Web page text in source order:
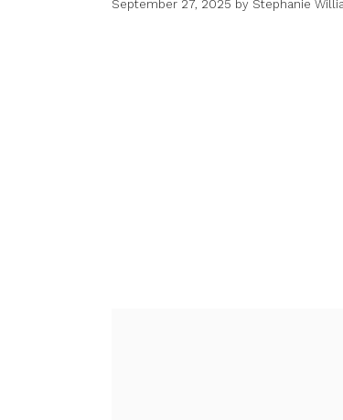
September 27, 2025 by Stephanie